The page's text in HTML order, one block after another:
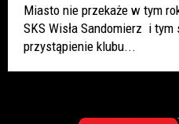
Miasto nie przekaże w tym
SKS Wisła Sandomierz i tym
przystąpienie klubu...